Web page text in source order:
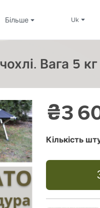
Більше uk
Вага 5 кг
₴3
Кількість